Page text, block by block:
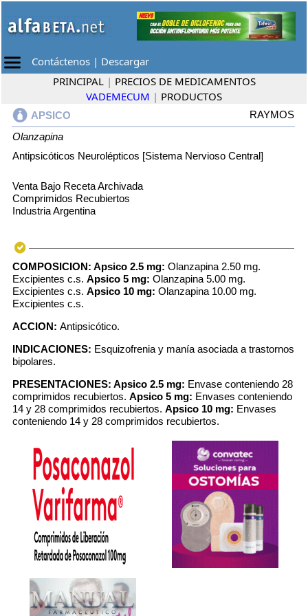
Contáctenos | Descargar
PRINCIPAL | PRECIOS DE MEDICAMENTOS
VADEMECUM | PRODUCTOS
APSICO
RAYMOS
Olanzapina
Antipsicóticos Neurolépticos [Sistema Nervioso Central]
Venta Bajo Receta Archivada
Comprimidos Recubiertos
Industria Argentina
COMPOSICION: Apsico 2.5 mg: Olanzapina 2.50 mg.
Excipientes c.s. Apsico 5 mg: Olanzapina 5.00 mg.
Excipientes c.s. Apsico 10 mg: Olanzapina 10.00 mg.
Excipientes c.s.
ACCION: Antipsicótico.
INDICACIONES: Esquizofrenia y manía asociada a trastornos
bipolares.
PRESENTACIONES: Apsico 2.5 mg: Envase conteniendo 28
comprimidos recubiertos. Apsico 5 mg: Envases conteniendo
14 y 28 comprimidos recubiertos. Apsico 10 mg: Envases
conteniendo 14 y 28 comprimidos recubiertos.